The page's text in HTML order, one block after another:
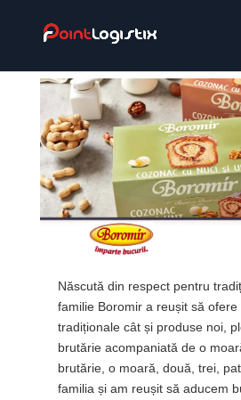
Născută din respect pentru
familie Boromir a reușit să
tradiționale cât și produse noi,
brutărie acompaniată de o
brutărie, o moară, două, trei,
familia și am reușit să aducem